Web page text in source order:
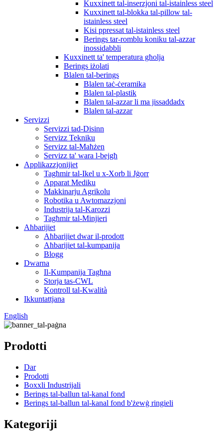
Kuxxinett tal-inserzjoni tal-istainless steel
Kuxxinett tal-blokka tal-pillow tal-
istainless steel
Kisi ppressat tal-istainless steel
Berings tar-romblu koniku tal-azzar
inossidabbli
Kuxxinett ta' temperatura għolja
Berings iżolati
Blalen tal-berings
Blalen taċ-ċeramika
Blalen tal-plastik
Blalen tal-azzar li ma jissaddadx
Blalen tal-azzar
Servizzi
Servizzi tad-Disinn
Servizz Tekniku
Servizz tal-Maħżen
Servizz ta' wara l-bejgħ
Applikazzjonijiet
Tagħmir tal-Ikel u x-Xorb li Jġorr
Apparat Mediku
Makkinarju Agrikolu
Robotika u Awtomazzjoni
Industrija tal-Karozzi
Tagħmir tal-Minjieri
Aħbarijiet
Aħbarijiet dwar il-prodott
Aħbarijiet tal-kumpanija
Blogg
Dwarna
Il-Kumpanija Tagħna
Storja tas-CWL
Kontroll tal-Kwalità
Ikkuntattjana
English
Prodotti
Dar
Prodotti
Boxxli Industrijali
Berings tal-ballun tal-kanal fond
Berings tal-ballun tal-kanal fond b'żewġ ringieli
Kategoriji